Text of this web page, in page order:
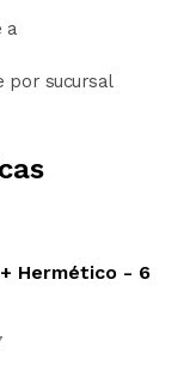
a
por sucursal
Hermético - 6